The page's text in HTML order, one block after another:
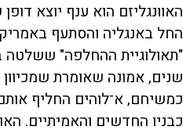
החל באנגליה והסתעף
"תאולוגיית ההחלפה"
שנים, אמונה שאומרת
כמשיחם, א־לוהים החליף
כבניו החדשים והאמיתיים.